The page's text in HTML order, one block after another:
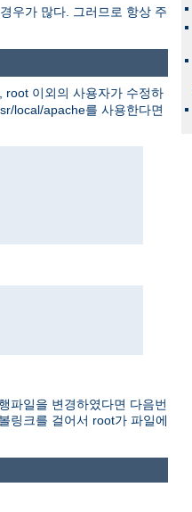
우가 많다. 그러므로 항상 주
root 이외의 사용자가 수정하
local/apache를 사용한다면
파일을 변경하였다면 다음번
링크를 걸어서 root가 파일에